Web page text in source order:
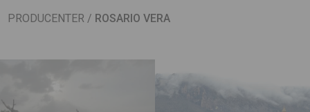
PRODUCENTER / ROSARIO VERA